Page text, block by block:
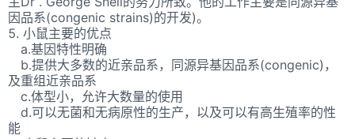
因品系(congenic strains)的开发)。
5. 小鼠主要的优点
a.基因特性明确
b.提供大多数的近亲品系，同源异基因品系(congenic)，
及重组近亲品系
c.体型小，允许大数量的使用
d.可以无菌和无病原性的生产，以及可以有高生殖率的性
能